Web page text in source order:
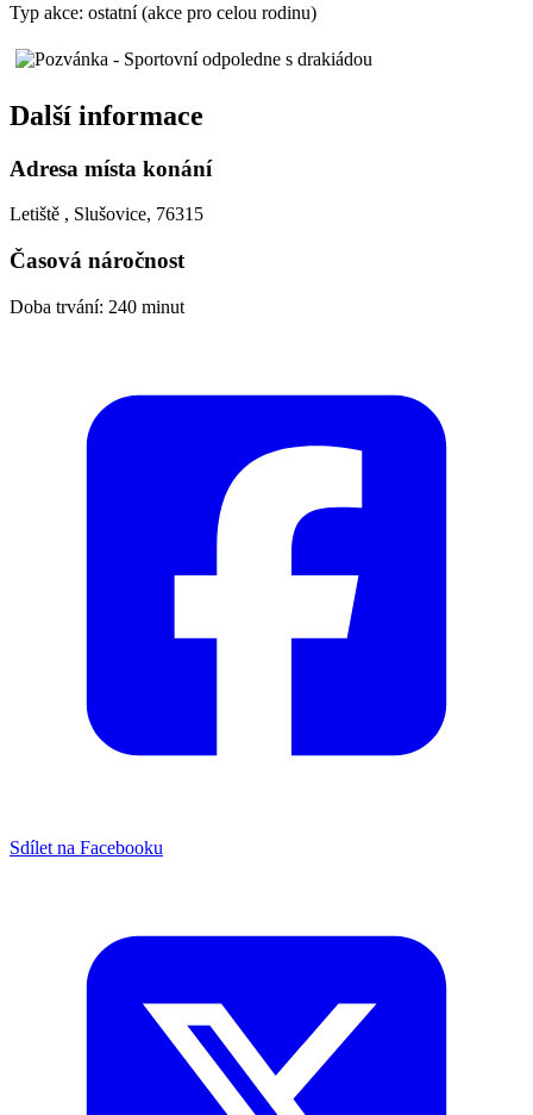
Typ akce: ostatní (akce pro celou rodinu)
Další informace
Adresa místa konání
Letiště , Slušovice, 76315
Časová náročnost
Doba trvání: 240 minut
Sdílet na Facebooku